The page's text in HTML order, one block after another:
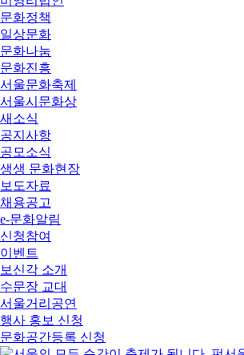
문화정책
일상문화
문화나눔
문화진흥
서울문화축제
서울시문화상
새소식
공지사항
공모소식
생생 문화현장
보도자료
채용공고
e-문화알림
신청참여
이벤트
보신각 소개
수문장 교대
서울거리공연
행사 홍보 신청
문화공간등록 신청